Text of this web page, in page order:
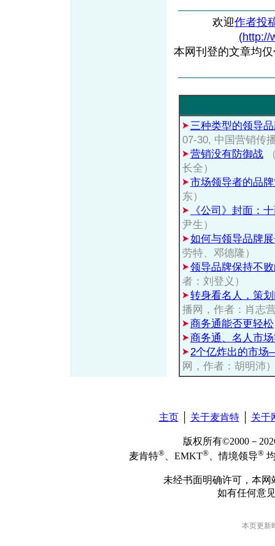
欢迎作者投
(http://
本网刊登的文章均
三种类型的领导
07-30, 中国营销传
营销没有防御战
长全）
市场领导者的品
东）
《公司》封面：
尹生）
如何与领导品牌
劳特、邓德隆）
领导品牌保持不
者：刘登义）
转身看名人，策
播网，作者：肖志
商务通能否更轻松
商务通、名人市
2个亿炸出的市
网，作者：胡明沛
主页│ 关于麦肯特│ 关于
版权所有©2000－
麦肯特® 、EMKT® 、情境领导®
未经书面明确许可，本
如有任何意
本页更新